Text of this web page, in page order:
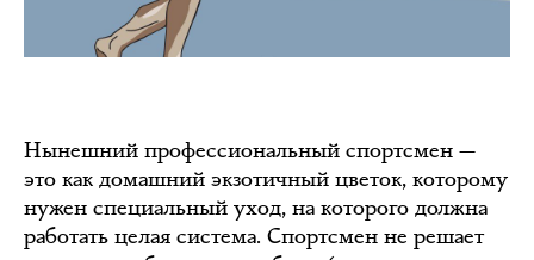
Нынешний профессиональный спортсмен —
это как домашний экзотичный цветок, которому
нужен специальный уход, на которого должна
работать целая система. Спортсмен не решает